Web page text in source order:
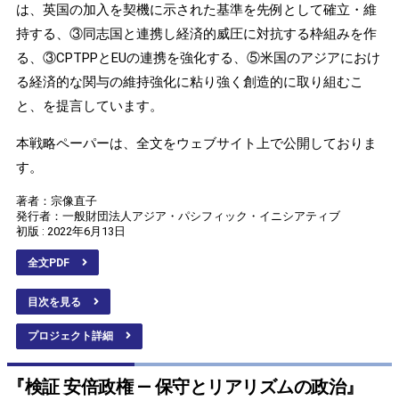
は、英国の加入を契機に示された基準を先例として確立・維
持する、③同志国と連携し経済的威圧に対抗する枠組みを作
る、③CPTPPとEUの連携を強化する、⑤米国のアジアにおけ
る経済的な関与の維持強化に粘り強く創造的に取り組むこ
と、を提言しています。
本戦略ペーパーは、全文をウェブサイト上で公開しておりま
す。
著者：宗像直子
発行者：一般財団法人アジア・パシフィック・イニシアティブ
初版 : 2022年6月13日
全文PDF
目次を見る
プロジェクト詳細
『検証 安倍政権 ― 保守とリアリズムの政治』